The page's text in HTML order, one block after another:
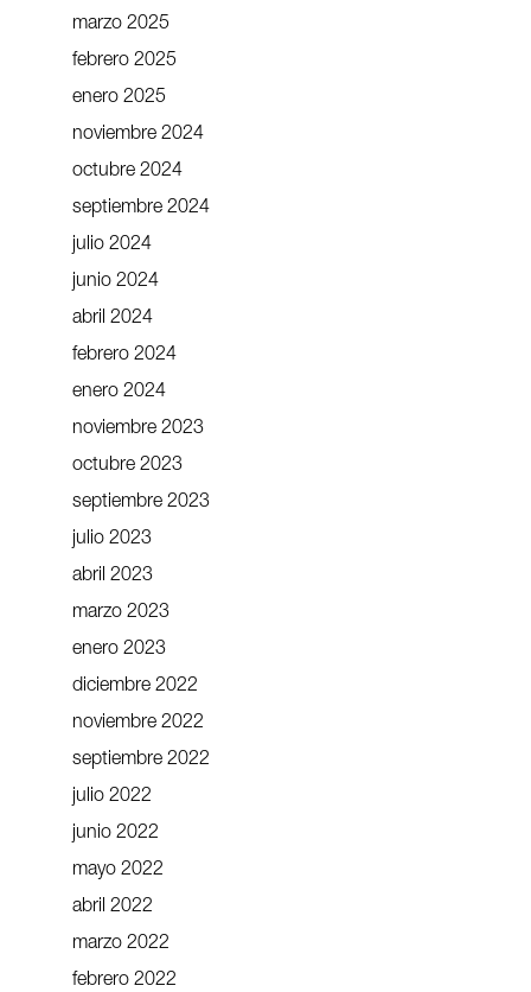
marzo 2025
febrero 2025
enero 2025
noviembre 2024
octubre 2024
septiembre 2024
julio 2024
junio 2024
abril 2024
febrero 2024
enero 2024
noviembre 2023
octubre 2023
septiembre 2023
julio 2023
abril 2023
marzo 2023
enero 2023
diciembre 2022
noviembre 2022
septiembre 2022
julio 2022
junio 2022
mayo 2022
abril 2022
marzo 2022
febrero 2022